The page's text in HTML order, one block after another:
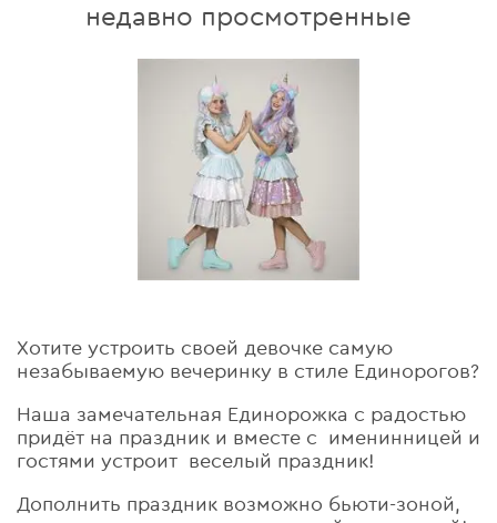
недавно просмотренные
Хотите устроить своей девочке самую
незабываемую вечеринку в стиле Единорогов?
Наша замечательная Единорожка с радостью
придёт на праздник и вместе с именинницей и
гостями устроит веселый праздник!
Дополнить праздник возможно бьюти-зоной,